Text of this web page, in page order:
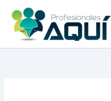
contenido
por: